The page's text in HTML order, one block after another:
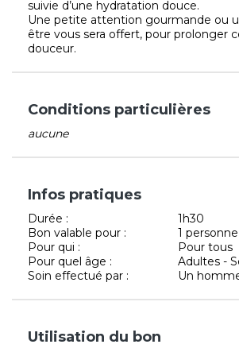
suivie d’une hydratation douce.
Une petite attention gourmande ou
être vous sera offert, pour prolonger
douceur.
Conditions particulières
aucune
Infos pratiques
Durée :
1h30
Bon valable pour :
1 personne
Pour qui :
Pour tous
Pour quel âge :
Adultes -
Soin effectué par :
Un
Utilisation du bon